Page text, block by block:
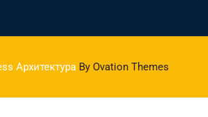
Архитектура By Ovation Themes